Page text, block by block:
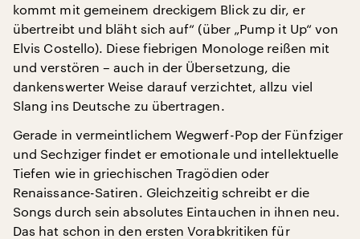
kommt mit gemeinem dreckigem Blick zu dir, er
übertreibt und bläht sich auf“ (über „Pump it Up“ von
Elvis Costello). Diese fiebrigen Monologe reißen mit
und verstören – auch in der Übersetzung, die
dankenswerter Weise darauf verzichtet, allzu viel
Slang ins Deutsche zu übertragen.
Gerade in vermeintlichem Wegwerf-Pop der Fünfziger
und Sechziger findet er emotionale und intellektuelle
Tiefen wie in griechischen Tragödien oder
Renaissance-Satiren. Gleichzeitig schreibt er die
Songs durch sein absolutes Eintauchen in ihnen neu.
Das hat schon in den ersten Vorabkritiken für